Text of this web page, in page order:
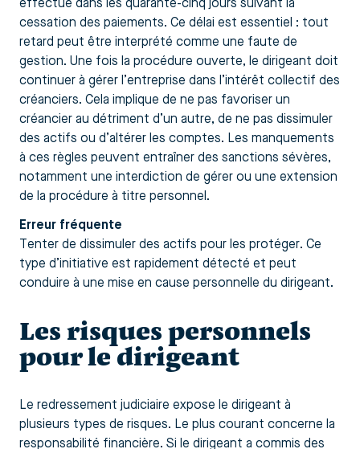
effectué dans les quarante-cinq jours suivant la
cessation des paiements. Ce délai est essentiel : tout
retard peut être interprété comme une faute de
gestion. Une fois la procédure ouverte, le dirigeant doit
continuer à gérer l’entreprise dans l’intérêt collectif des
créanciers. Cela implique de ne pas favoriser un
créancier au détriment d’un autre, de ne pas dissimuler
des actifs ou d’altérer les comptes. Les manquements
à ces règles peuvent entraîner des sanctions sévères,
notamment une interdiction de gérer ou une extension
de la procédure à titre personnel.
Erreur fréquente
Tenter de dissimuler des actifs pour les protéger. Ce
type d’initiative est rapidement détecté et peut
conduire à une mise en cause personnelle du dirigeant.
Les risques personnels
pour le dirigeant
Le redressement judiciaire expose le dirigeant à
plusieurs types de risques. Le plus courant concerne la
responsabilité financière. Si le dirigeant a commis des